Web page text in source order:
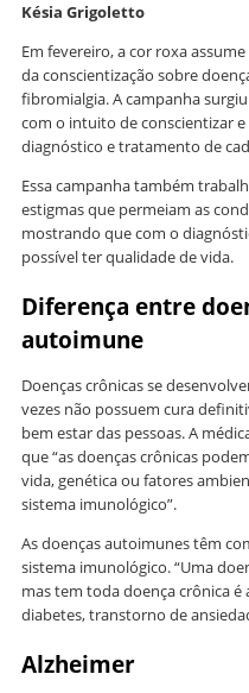
Késia Grigoletto
Em fevereiro, a cor roxa
da conscientização sobre
fibromialgia. A campanha
com o intuito de conscientizar e
diagnóstico e tratamento de
Essa campanha também
estigmas que permeiam as
mostrando que com o
possível ter qualidade de vida.
Diferença entre
autoimune
Doenças crônicas se
vezes não possuem cura
bem estar das pessoas. A
que “as doenças crônicas
vida, genética ou fatores
sistema imunológico”.
As doenças autoimunes têm
sistema imunológico. “Uma
mas tem toda doença crônica
diabetes, transtorno de
Alzheimer